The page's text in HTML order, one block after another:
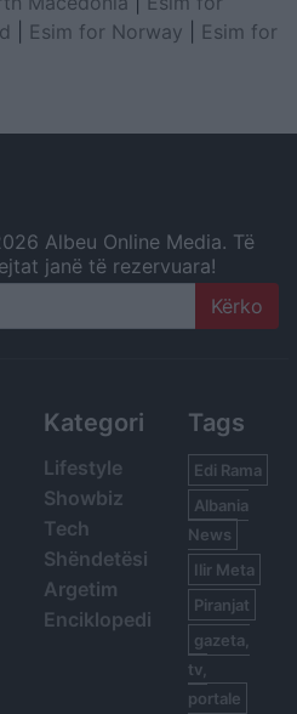
Esim for Norway
Esim for
Albeu Online Media. Të
janë të rezervuara!
Kategori
Lifestyle
Showbiz
Tech
Shëndetësi
Argetim
Enciklopedi
Tags
Edi Rama
Albania
News
Ilir Meta
Piranjat
gazeta,
tv,
portale